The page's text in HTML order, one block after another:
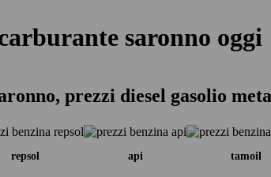
saronno oggi
prezzi diesel gasolio
repsol api tamoil